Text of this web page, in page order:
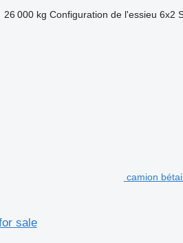
26 000 kg Configuration de l'essieu 6x2
camion
sale